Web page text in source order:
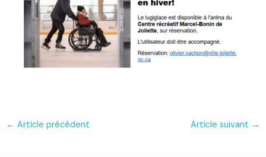
← Article précédent Article suivant →